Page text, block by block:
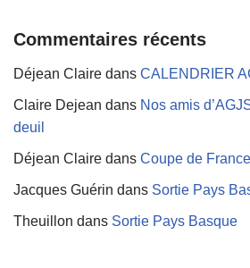
Commentaires récents
Déjean Claire dans CALENDRIER
Claire Dejean dans Nos amis
deuil
Déjean Claire dans Coupe de
Jacques Guérin dans Sortie Pays
Theuillon dans Sortie Pays Basque